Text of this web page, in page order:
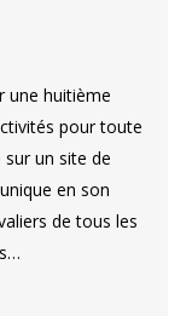
une huitième
pour toute
sur un site de
en son
de tous les